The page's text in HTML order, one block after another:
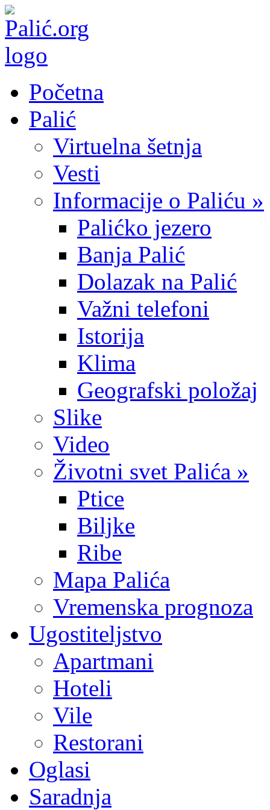
Početna
Palić
Virtuelna šetnja
Vesti
Informacije o Paliću »
Palićko jezero
Banja Palić
Dolazak na Palić
Važni telefoni
Istorija
Klima
Geografski položaj
Slike
Video
Životni svet Palića »
Ptice
Biljke
Ribe
Mapa Palića
Vremenska prognoza
Ugostiteljstvo
Apartmani
Hoteli
Vile
Restorani
Oglasi
Saradnja